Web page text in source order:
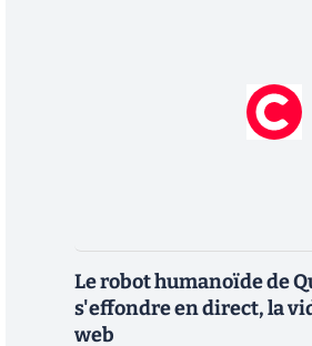
Le robot humanoïde de
s'effondre en direct, la
web